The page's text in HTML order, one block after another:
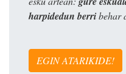
harpidedun berribehar
EGIN ATARIKIDE!